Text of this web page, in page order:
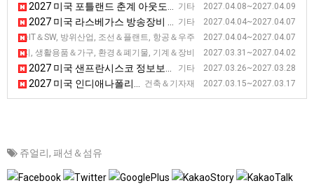
기타 2027.04.08~2027.04.09
2027 미국 포틀랜드 춘계 아웃도어스포츠 기능성 섬유 박람회
기타 2027.04.04~2027.04.07
2027 미국 라스베가스 방송장비 전시회
신기술IT＆SW, 방위산업, 조선＆플랜트, 항공＆우주 2027.04.04~2027.04.07
2027 미국 메릴랜드 해양항공우주 전시회 [SAS]
에너지, 생활용품＆가구, 환경＆폐기물, 기계＆장비 2027.03.31~2027.04.02
2027 미국 볼티모어 미건물유지보수 및 관련 기술 전시회 [NFMT]
기타 2027.03.26~2027.03.28
2027 미국 샌프란시스코 정보보안 전시회
건축＆기자재 2027.03.15~2027.03.17
2027 미국 인디애나폴리스 아스팔트 전시회 [WOA]
쥬얼리, 패션＆섬유